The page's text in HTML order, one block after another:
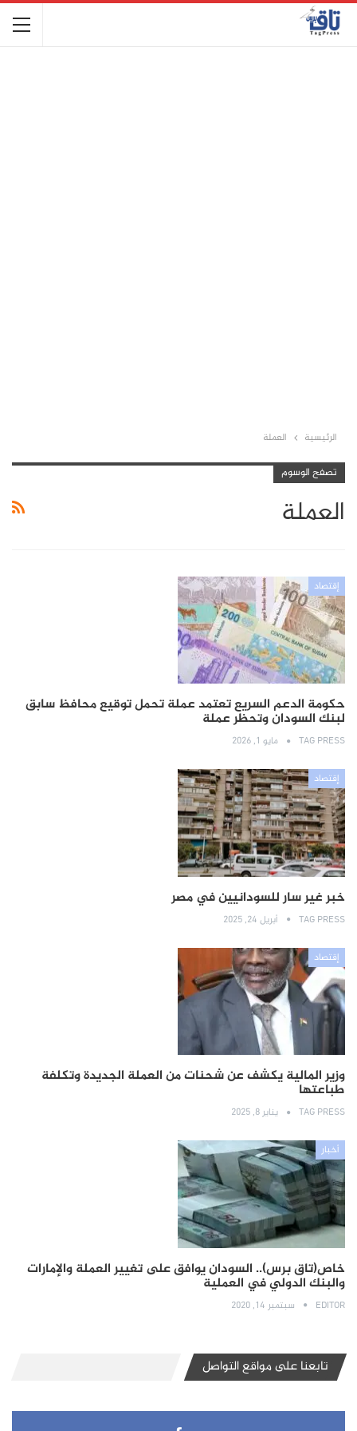
الرئيسية العملة
تصفح الوسوم
العملة
إقتصاد
حكومة الدعم السريع تعتمد عملة تحمل توقيع محافظ سابق
لبنك السودان وتحظر عملة
TAG PRESS مايو 1, 2026
إقتصاد
خبر غير سار للسودانيين في مصر
TAG PRESS أبريل 24, 2025
إقتصاد
وزير المالية يكشف عن شحنات من العملة الجديدة وتكلفة
طباعتها
TAG PRESS يناير 8, 2025
أخبار
خاص(تاق برس).. السودان يوافق على تغيير العملة والإمارات
والبنك الدولي في العملية
EDITOR سبتمبر 14, 2020
تابعنا على مواقع التواصل